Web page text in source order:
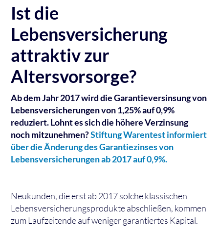
Ist die
Lebensversicherung
attraktiv zur
Altersvorsorge?
Ab dem Jahr 2017 wird die Garantieversinsung von
Lebensversicherungen von 1,25% auf 0,9%
reduziert. Lohnt es sich die höhere Verzinsung
noch mitzunehmen?Stiftung Warentest informiert
über die Änderung des Garantiezinses von
Lebensversicherungen ab 2017 auf 0,9%.
Neukunden, die erst ab 2017 solche klassischen
Lebens­versicherungs­produkte abschließen, kommen
zum Laufzeit­ende auf weniger garan­tiertes Kapital.